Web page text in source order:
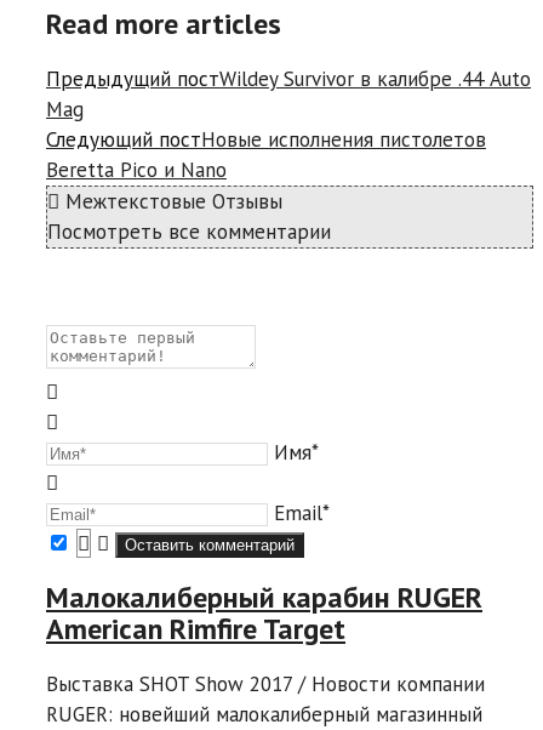
Read more articles
Предыдущий постWildey Survivor в калибре .44 Auto
Mag
Следующий постНовые исполнения пистолетов
Beretta Pico и Nano
Межтекстовые Отзывы
Посмотреть все комментарии
Имя*
Email*
Малокалиберный карабин RUGER
American Rimfire Target
Выставка SHOT Show 2017 / Новости компании
RUGER: новейший малокалиберный магазинный